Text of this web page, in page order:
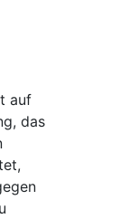
auf
das